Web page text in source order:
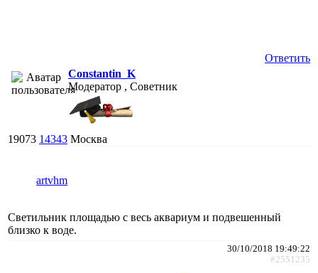
Ответить
Constantin_K
Модератор , Советник
19073 14343 Москва
artvhm
Светильник площадью с весь аквариум и подвешенный
близко к воде.
30/10/2018 19:49:22
#2551235